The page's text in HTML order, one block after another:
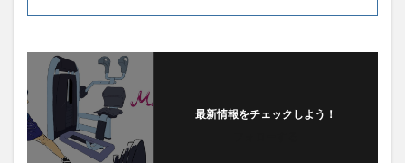
最新情報をチェックしよう！